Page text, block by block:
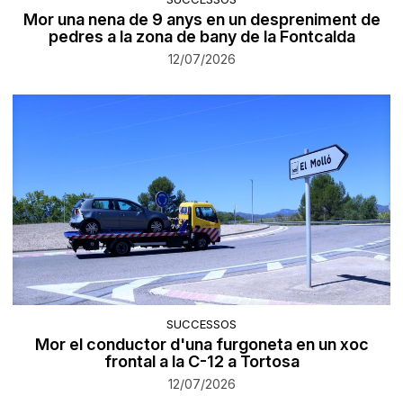
Mor una nena de 9 anys en un despreniment de
pedres a la zona de bany de la Fontcalda
12/07/2026
SUCCESSOS
Mor el conductor d'una furgoneta en un xoc
frontal a la C-12 a Tortosa
12/07/2026